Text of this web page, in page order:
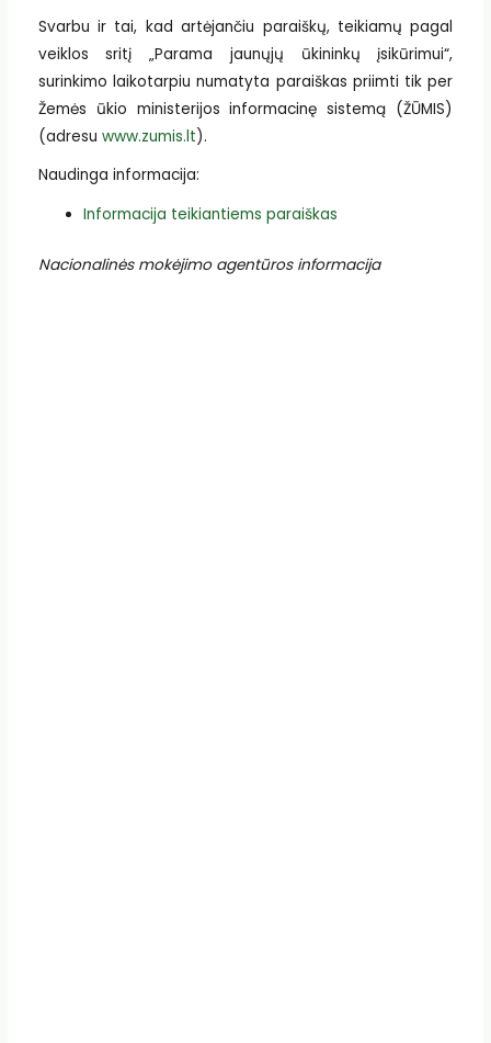
Svarbu ir tai, kad artėjančiu paraiškų, teikiamų pagal
veiklos sritį „Parama jaunųjų ūkininkų įsikūrimui“,
surinkimo laikotarpiu numatyta paraiškas priimti tik per
Žemės ūkio ministerijos informacinę sistemą (ŽŪMIS)
(adresu www.zumis.lt).
Naudinga informacija:
Informacija teikiantiems paraiškas
Nacionalinės mokėjimo agentūros informacija